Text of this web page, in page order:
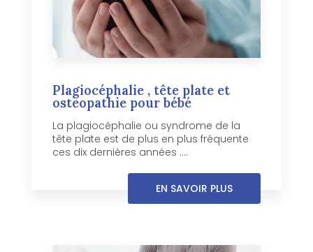
Plagiocéphalie , tête plate et
osteopathie pour bébé
La plagiocéphalie ou syndrome de la
tête plate est de plus en plus fréquente
ces dix dernières années ....
EN SAVOIR PLUS